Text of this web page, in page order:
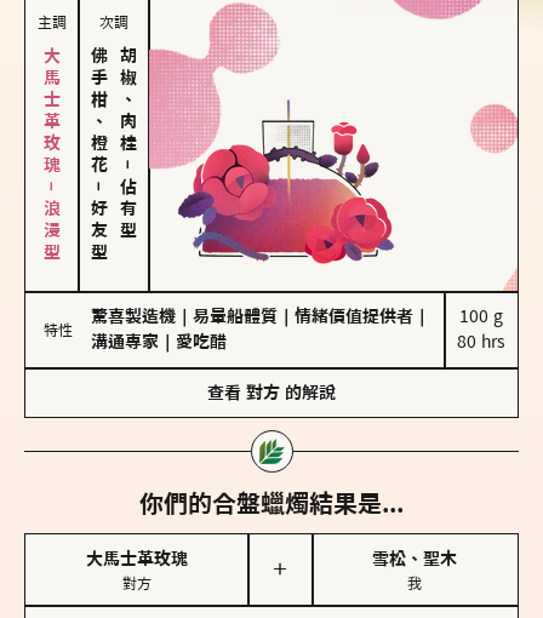
主調
大馬士革玫瑰－浪漫型
次調
佛手柑、橙花
－
好友型
胡椒、肉桂
－
佔有型
特性
驚喜製造機 易暈船體質 情緒價值提供者
溝通專家
愛吃醋
100 g
80 hrs
查看 對方 的解說
你們的合盤蠟燭結果是...
大馬士革玫瑰
對方
＋
雪松、聖木
我